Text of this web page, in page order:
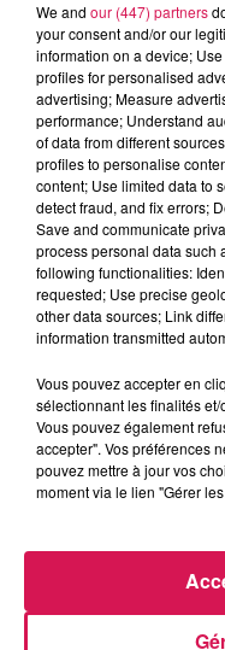
Canal fm
Geoffrey Deloux
La Ligne des
0:00
14 octobre 2025 - 2 min
14.10.2025 -
Revivez les meilleurs
We and our (447) partners
your consent and/or our
information on a device;
profiles for personalised
advertising; Measure
performance; Understand
of data from different
profiles to personalise
content; Use limited data to
detect fraud, and fix errors;
Save and communicate
process personal data such
following functionalities:
requested; Use precise
other data sources; Link
information transmitted
Vous pouvez accepter en
sélectionnant les finalités
Vous pouvez également
accepter". Vos préférences
pouvez mettre à jour vos
moment via le lien "Gérer